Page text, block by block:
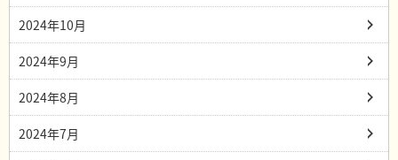
2024年10月
2024年9月
2024年8月
2024年7月